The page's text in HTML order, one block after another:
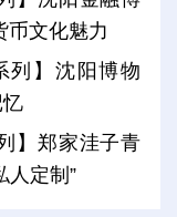
币文化魅力
列】沈阳博物
】郑家洼子青
人定制”